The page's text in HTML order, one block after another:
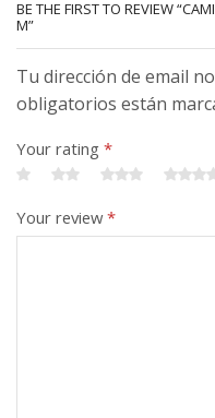
BE THE FIRST TO REVIEW
M”
Tu dirección de email
obligatorios están
Your rating *
Your review*